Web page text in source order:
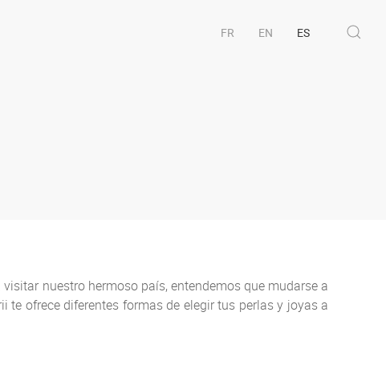
FR EN ES
nuestro hermoso país, entendemos que mudarse a
te ofrece diferentes formas de elegir tus perlas y joyas a